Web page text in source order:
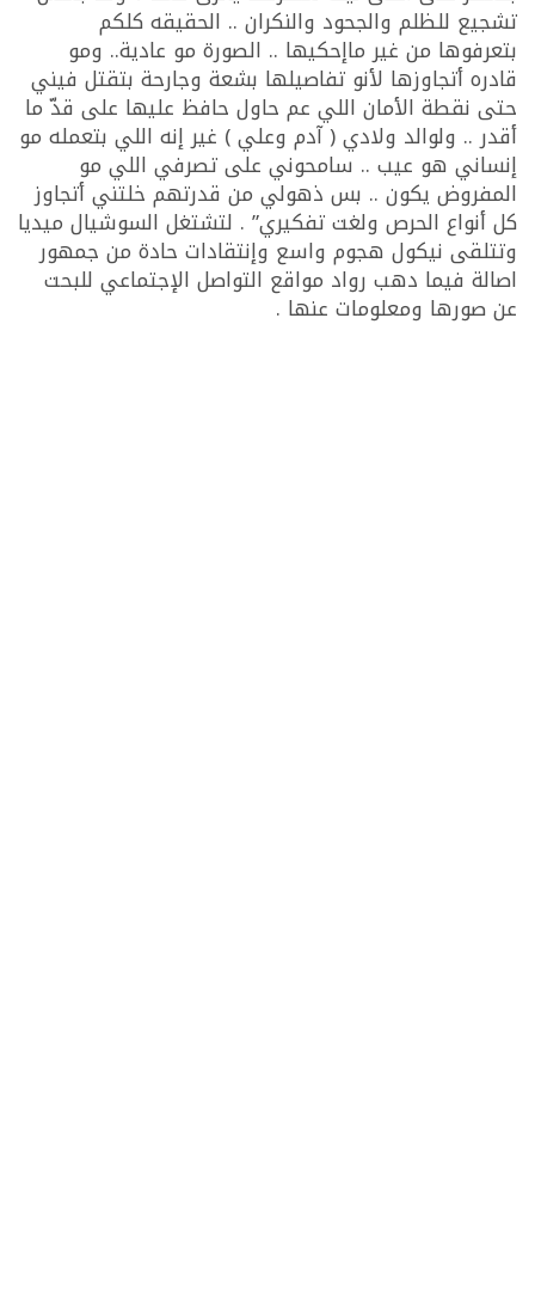
تشجيع للظلم والجحود والنكران .. الحقيقه كلكم
بتعرفوها من غير ماإحكيها .. الصورة مو عادية.. ومو
قادره أتجاوزها لأنو تفاصيلها بشعة وجارحة بتقتل فيني
حتى نقطة الأمان اللي عم حاول حافظ عليها على قدّ ما
أقدر .. ولوالد ولادي ( آدم وعلي ) غير إنه اللي بتعمله مو
إنساني هو عيب .. سامحوني على تصرفي اللي مو
المفروض يكون .. بس ذهولي من قدرتهم خلتني أتجاوز
كل أنواع الحرص ولغت تفكيري” . لتشتغل السوشيال ميديا
وتتلقى نيكول هجوم واسع وإنتقادات حادة من جمهور
اصالة فيما دهب رواد مواقع التواصل الإجتماعي للبحت
عن صورها ومعلومات عنها .